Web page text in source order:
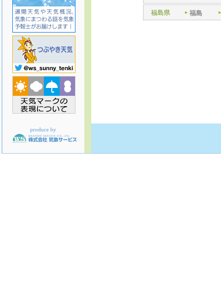
福島県 福島
produce by